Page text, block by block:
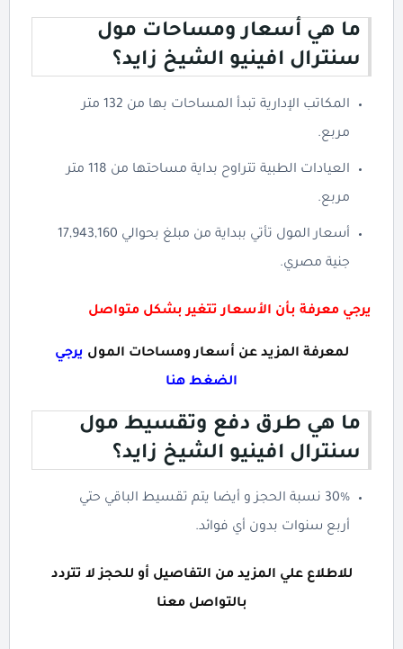
ما هي أسعار ومساحات مول
سنترال افينيو الشيخ زايد؟
المكاتب الإدارية تبدأ المساحات بها من 132 متر
مربع.
العيادات الطبية تتراوح بداية مساحتها من 118 متر
مربع.
أسعار المول تأتي ببداية من مبلغ بحوالي 17,943,160
جنية مصري.
يرجي معرفة بأن الأسعار تتغير بشكل متواصل
لمعرفة المزيد عن أسعار ومساحات المول يرجي
الضغط هنا
ما هي طرق دفع وتقسيط مول
سنترال افينيو الشيخ زايد؟
30% نسبة الحجز و أيضا يتم تقسيط الباقي حتي
أربع سنوات بدون أي فوائد.
للاطلاع علي المزيد من التفاصيل أو للحجز لا تتردد
بالتواصل معنا